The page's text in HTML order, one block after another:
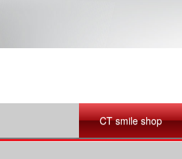
CT smile shop